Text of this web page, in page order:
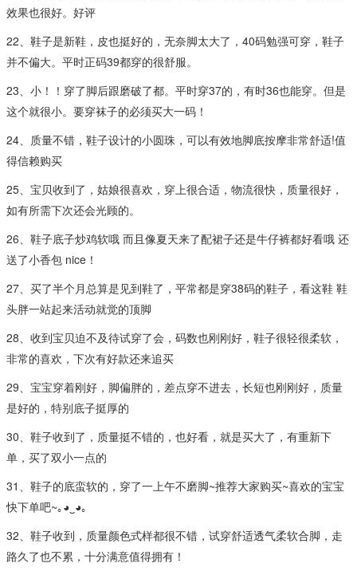
效果也很好。好评
22、鞋子是新鞋，皮也挺好的，无奈脚太大了，40码勉强可穿，鞋子
并不偏大。平时正码39都穿的很舒服。
23、小！！穿了脚后跟磨破了都。平时穿37的，有时36也能穿。但是
这个就很小。要穿袜子的必须买大一码！
24、质量不错，鞋子设计的小圆珠，可以有效地脚底按摩非常舒适!值
得信赖购买
25、宝贝收到了，姑娘很喜欢，穿上很合适，物流很快，质量很好，
如有所需下次还会光顾的。
26、鞋子底子炒鸡软哦 而且像夏天来了配裙子还是牛仔裤都好看哦 还
送了小香包 nice！
27、买了半个月总算是见到鞋了，平常都是穿38码的鞋子，看这鞋 鞋
头胖一站起来活动就觉的顶脚
28、收到宝贝迫不及待试穿了会，码数也刚刚好，鞋子很轻很柔软，
非常的喜欢，下次有好款还来追买
29、宝宝穿着刚好，脚偏胖的，差点穿不进去，长短也刚刚好，质量
是好的，特别底子挺厚的
30、鞋子收到了，质量挺不错的，也好看，就是买大了，有重新下
单，买了双小一点的
31、鞋子的底蛮软的，穿了一上午不磨脚~推荐大家购买~喜欢的宝宝
快下单吧~｡◕‿◕｡
32、鞋子收到，质量颜色式样都很不错，试穿舒适透气柔软合脚，走
路久了也不累，十分满意值得拥有！